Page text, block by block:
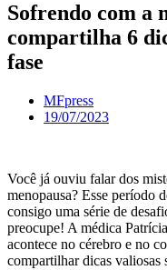
Sofrendo com a
compartilha 6
fase
MFpress
19/07/2023
Você já ouviu falar dos
menopausa? Esse período
consigo uma série de
preocupe! A médica
acontece no cérebro e no
compartilhar dicas valiosas